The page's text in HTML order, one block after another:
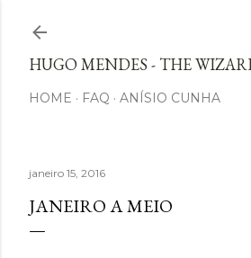
HUGO MENDES - THE
HOME FAQ ANÍSIO CUNHA
janeiro 15, 2016
JANEIRO A MEIO